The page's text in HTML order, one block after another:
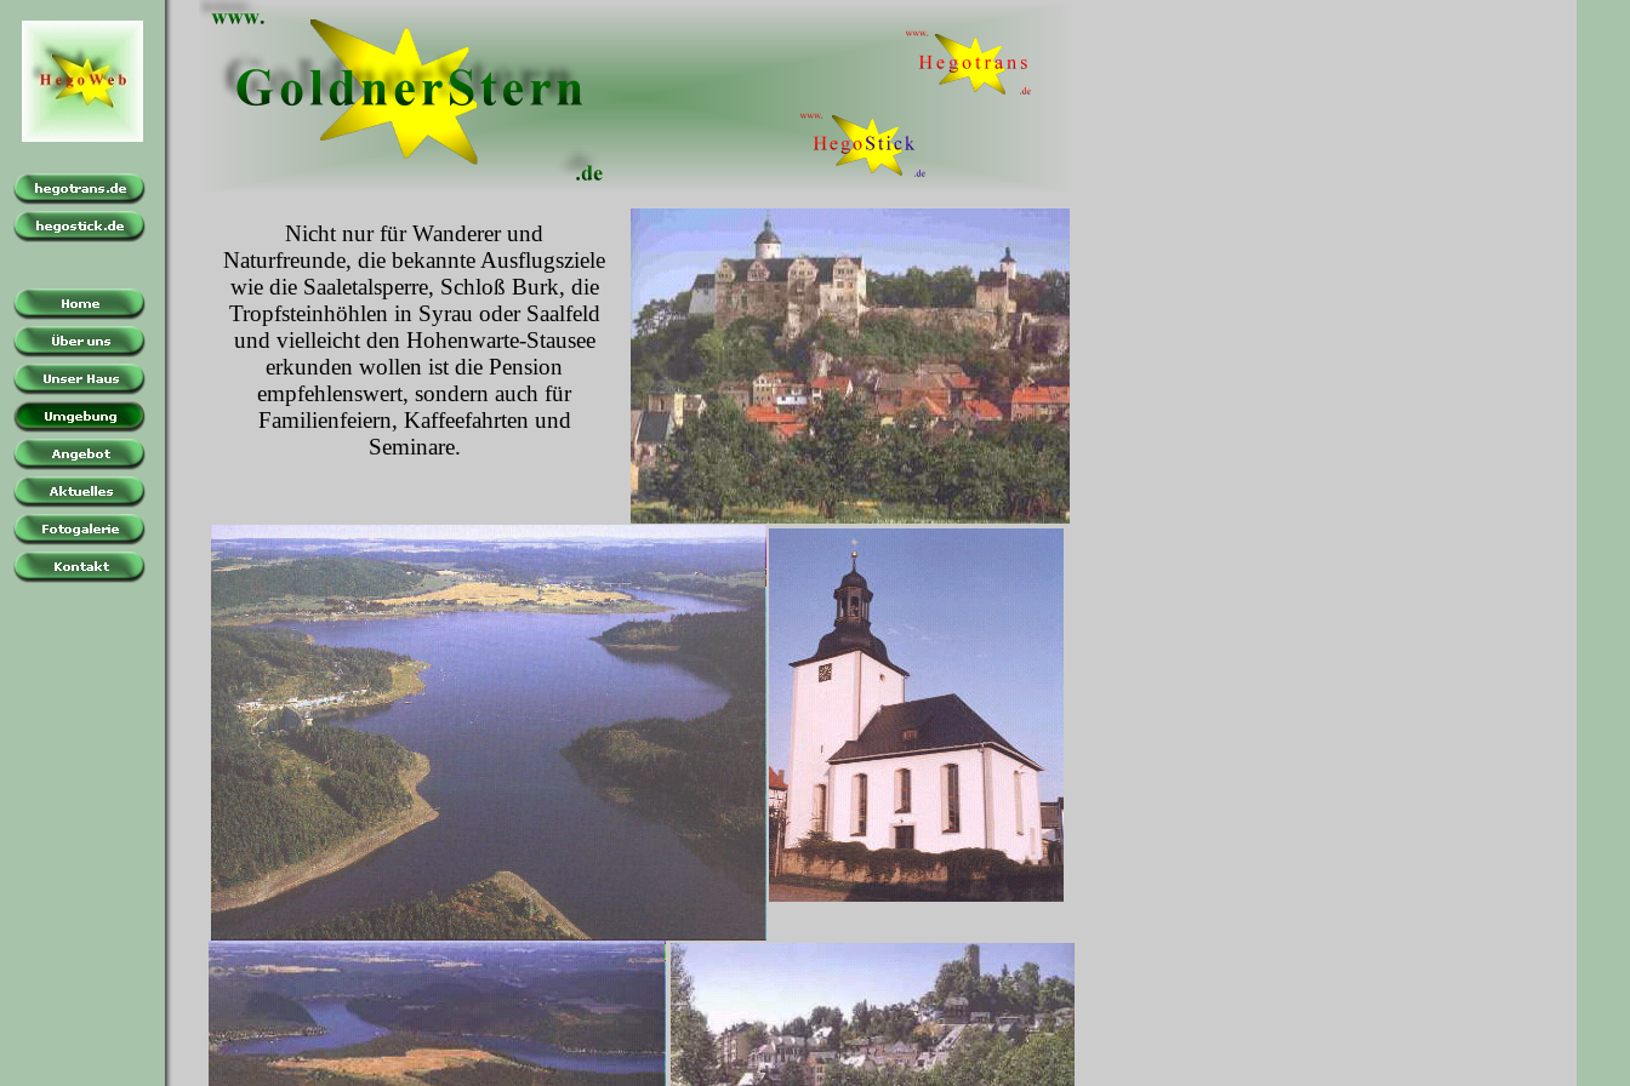
Nicht nur für Wanderer und
Naturfreunde, die bekannte Ausflugsziele
wie die Saaletalsperre, Schloß Burk, die
Tropfsteinhöhlen in Syrau oder Saalfeld
und vielleicht den Hohenwarte-Stausee
erkunden wollen ist die Pension
empfehlenswert, sondern auch für
Familienfeiern, Kaffeefahrten und
Seminare.